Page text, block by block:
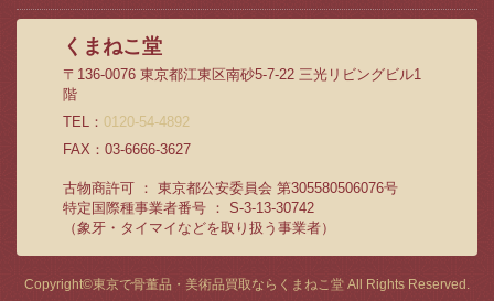
くまねこ堂
〒136-0076 東京都江東区南砂5-7-22 三光リビングビル1
階
TEL： 0120-54-4892
FAX：03-6666-3627
古物商許可 ： 東京都公安委員会 第305580506076号
特定国際種事業者番号 ： S-3-13-30742
（象牙・タイマイなどを取り扱う事業者）
Copyright©東京で骨董品・美術品買取ならくまねこ堂 All Rights Reserved.